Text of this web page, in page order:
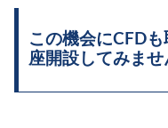
この機会にCFD
座開設してみませ